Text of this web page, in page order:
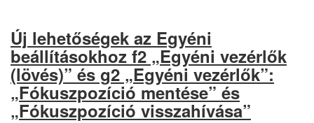
Új lehetőségek az Egyéni
beállításokhoz f2 „Egyéni vezérlők
(lövés)” és g2 „Egyéni vezérlők”:
„Fókuszpozíció mentése” és
„Fókuszpozíció visszahívása”